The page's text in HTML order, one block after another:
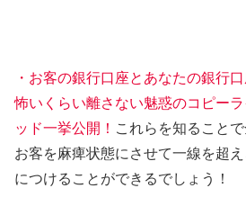
・お客の銀行口座とあなたの銀行
怖いくらい離さない魅惑のコピー
ッド一挙公開！ これらを知ること
お客を麻痺状態にさせて一線を超
につけることができるでしょう！